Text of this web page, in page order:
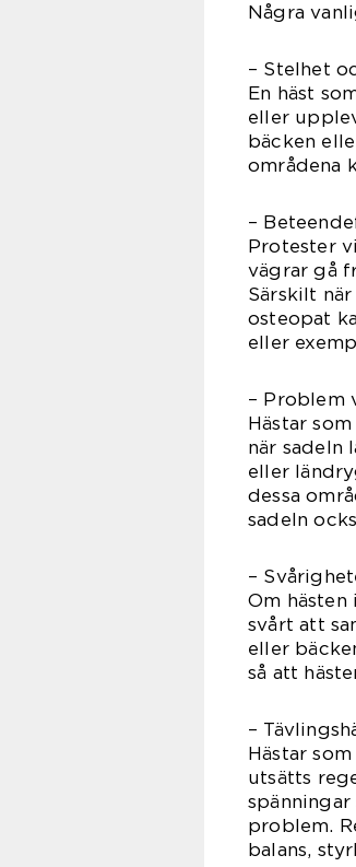
Några
– Stelhet
En häst
eller
bäcken
områdena
–
Protester
vägrar gå
Särskilt
osteopat
eller
– Problem
Hästar
när sadeln
eller
dessa
sadeln
–
Om
svårt att
eller
så att
–
Hästar
utsätts
problem.
balans,